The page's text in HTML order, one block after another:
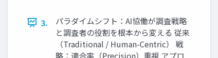
3.
パラダイムシフト：AI協働が調査戦略
と調査者の役割を根本から変える 従来
（Traditional / Human-Centric） 戦
略：適合率（Precision）重視 アプロ